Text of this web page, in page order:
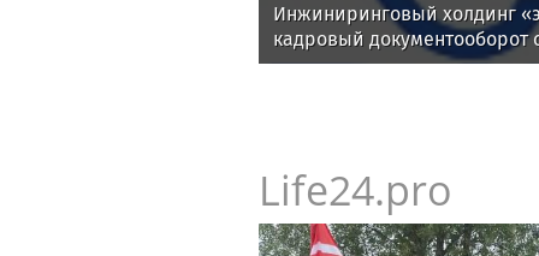
Инжиниринговый холдинг
кадровый
Life24.pro